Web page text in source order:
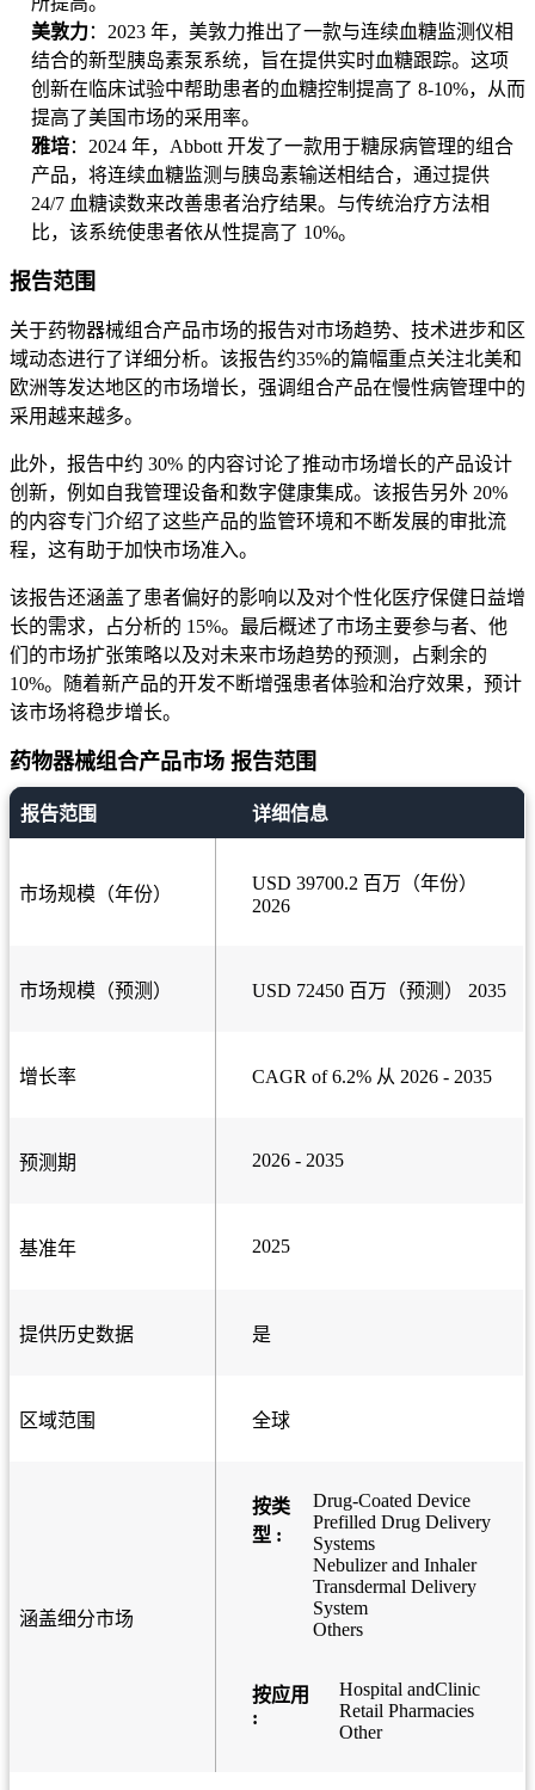
美敦力：2023 年，美敦力推出了一款与连续血糖监测仪相
结合的新型胰岛素泵系统，旨在提供实时血糖跟踪。这项
创新在临床试验中帮助患者的血糖控制提高了 8-10%，从而
提高了美国市场的采用率。
雅培：2024 年，Abbott 开发了一款用于糖尿病管理的组合
产品，将连续血糖监测与胰岛素输送相结合，通过提供
24/7 血糖读数来改善患者治疗结果。与传统治疗方法相
比，该系统使患者依从性提高了 10%。
报告范围
关于药物器械组合产品市场的报告对市场趋势、技术进步和区
域动态进行了详细分析。该报告约35%的篇幅重点关注北美和
欧洲等发达地区的市场增长，强调组合产品在慢性病管理中的
采用越来越多。
此外，报告中约 30% 的内容讨论了推动市场增长的产品设计
创新，例如自我管理设备和数字健康集成。该报告另外 20%
的内容专门介绍了这些产品的监管环境和不断发展的审批流
程，这有助于加快市场准入。
该报告还涵盖了患者偏好的影响以及对个性化医疗保健日益增
长的需求，占分析的 15%。最后概述了市场主要参与者、他
们的市场扩张策略以及对未来市场趋势的预测，占剩余的
10%。随着新产品的开发不断增强患者体验和治疗效果，预计
该市场将稳步增长。
药物器械组合产品市场 报告范围
报告范围 详细信息
市场规模（年份）
USD 39700.2 百万（年份）
2026
市场规模（预测） USD 72450 百万（预测） 2035
增长率 CAGR of 6.2% 从 2026 - 2035
预测期 2026 - 2035
基准年 2025
提供历史数据 是
区域范围 全球
涵盖细分市场
按类
型 :
Drug-Coated Device
Prefilled Drug Delivery
Systems
Nebulizer and Inhaler
Transdermal Delivery
System
Others
按应用
:
Hospital andClinic
Retail Pharmacies
Other